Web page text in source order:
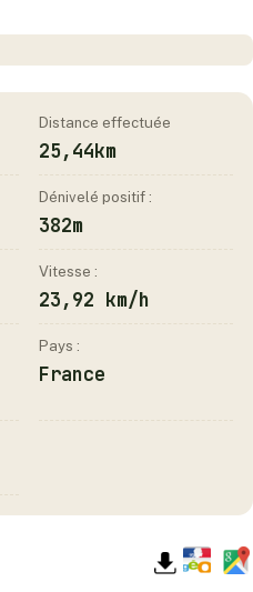
Distance effectuée
25,44km
Dénivelé positif :
382m
Vitesse :
23,92 km/h
Pays :
France